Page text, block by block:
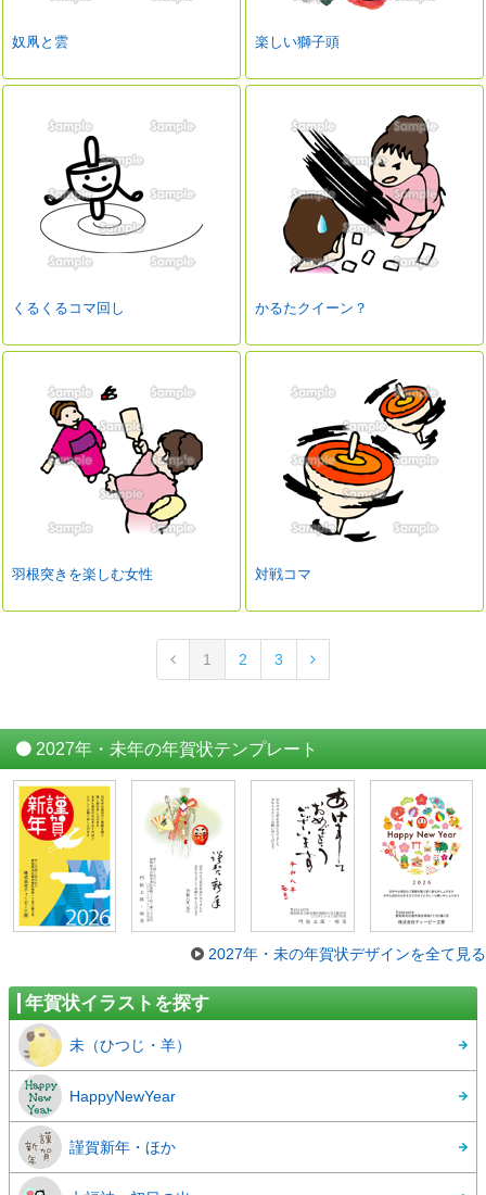
奴凧と雲 楽しい獅子頭
くるくるコマ回し かるたクイーン？
羽根突きを楽しむ女性 対戦コマ
1 2 3
2027年・未年の年賀状テンプレート
2027年・未の年賀状デザインを全て見る
年賀状イラストを探す
未（ひつじ・羊）
HappyNewYear
謹賀新年・ほか